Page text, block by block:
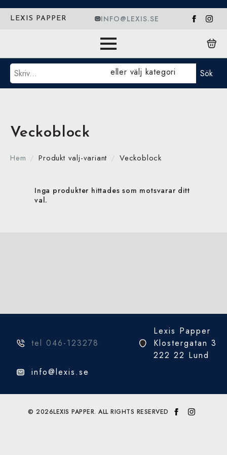
LEXIS PAPPER INFO@LEXIS.SE
Sök eller välj kategori Sök
Veckoblock
Hem Produkt valj-variant Veckoblock
Inga produkter hittades som motsvarar ditt
val.
tel 046-123278
Lexis Papper
Klostergatan 3
222 22 Lund
info@lexis.se
© 2026LEXIS PAPPER. ALL RIGHTS RESERVED